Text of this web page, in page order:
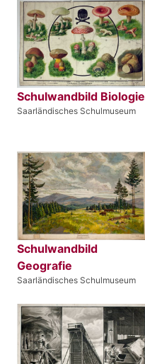
Schulwandbild Biologie
Saarländisches Schulmuseum
Schulwandbild
Geografie
Saarländisches Schulmuseum